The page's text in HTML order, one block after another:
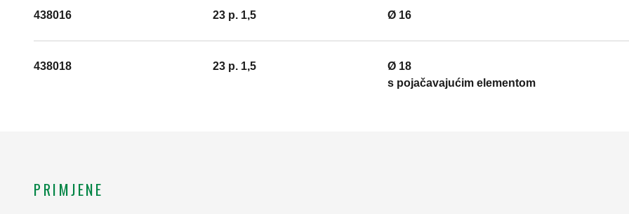
438016 23 p. 1,5 Ø 16
438018 23 p. 1,5
Ø 18
s pojačavajućim elementom
PRIMJENE